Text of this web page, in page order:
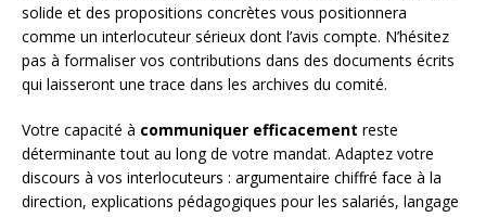
solide et des propositions concrètes vous positionnera
comme un interlocuteur sérieux dont l’avis compte. N’hésitez
pas à formaliser vos contributions dans des documents écrits
qui laisseront une trace dans les archives du comité.
Votre capacité à communiquer efficacement reste
déterminante tout au long de votre mandat. Adaptez votre
discours à vos interlocuteurs : argumentaire chiffré face à la
direction, explications pédagogiques pour les salariés, langage